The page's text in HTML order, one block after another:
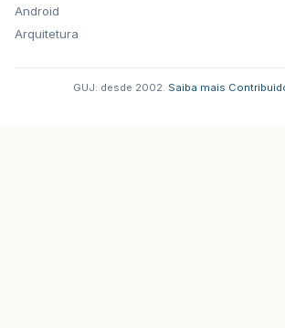
Android
Arquitetura
GUJ: desde 2002. Saiba mais